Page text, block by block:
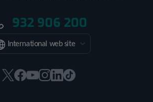
932 906 200
International web site
EsteEsteEsteEsteEsteEnlace